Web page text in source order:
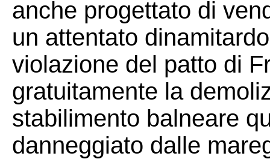
anche progettato di
un attentato
violazione del patto di
gratuitamente la
stabilimento balneare
danneggiato dalle